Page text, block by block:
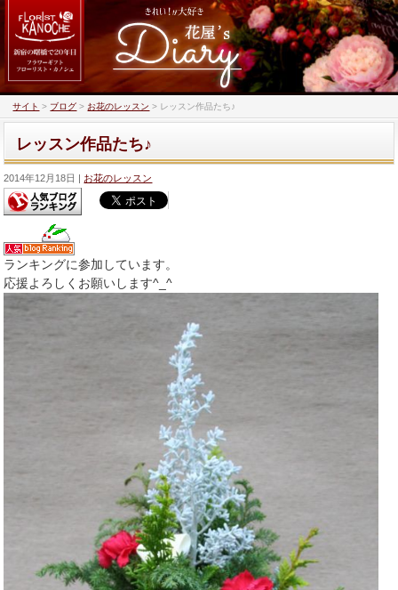
サイト > ブログ >お花のレッスン > レッスン作品たち♪
レッスン作品たち♪
2014年12月18日 お花のレッスン
ランキングに参加しています。
応援よろしくお願いします^_^